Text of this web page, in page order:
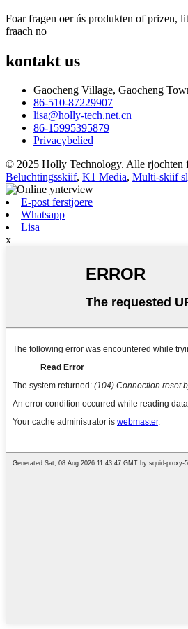
Foar fragen oer ús produkten of prizen,
fraach no
kontakt us
Gaocheng Village, Gaocheng
86-510-87229907
lisa@holly-tech.net.cn
86-15995395879
Privacybelied
© 2025 Holly Technology. Alle rjochten
Beluchtingsskiif, K1 Media, Multi-skiif
E-post ferstjoere
Whatsapp
Lisa
x